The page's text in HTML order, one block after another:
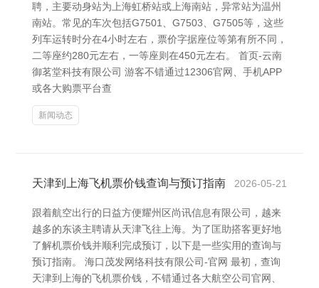
聘，主要动身站为上海虹桥站或上海南站，异常站为温州
南站。常见的车次包括G7501、G7503、G7505等，这些
列车运转时分在4小时左右，票价字据座位等第有所不同，
二等座约280元左右，一等座则在450元左右。 首页-云南
御茗堂科技有限公司 游客不错通过12306官网、手机APP
或各大购票平台查
新闻动态
天津到上海飞机票价钱查询与预订指南 2026-05-21
跟着航空出行的日益方便耀州区尚讯信息有限公司，越来
越多的东谈主聘请从天津飞往上海。为了匡助搭客更好地
了解机票价钱并顺利完成预订，以下是一些实用的查询与
预订指南。 海口茂发网络科技有限公司-官网 最初，查询
天津到上海的飞机票价钱，不错通过各大航空公司官网、